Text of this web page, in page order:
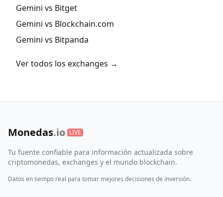
Gemini vs Bitget
Gemini vs Blockchain.com
Gemini vs Bitpanda
Ver todos los exchanges →
Monedas.io LIVE
Tu fuente confiable para información actualizada sobre
criptomonedas, exchanges y el mundo blockchain.
Datos en tiempo real para tomar mejores decisiones de inversión.